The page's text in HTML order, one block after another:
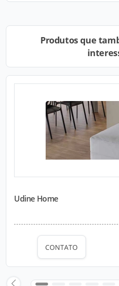
Produtos que
Udine Home
CONTATO